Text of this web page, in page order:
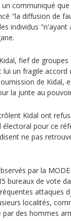
communiqué
"la diffusion de
individus "n'ayant
fief de
lui un fragile accord
de Kidal,
la junte au
Kidal ont
pour ce
ne pas
par la
bureaux de vote
attaques
localités,
des hommes